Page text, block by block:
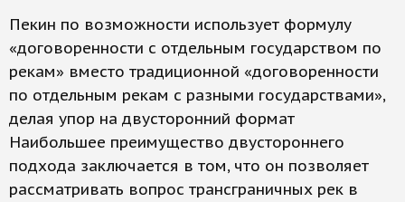
Пекин по возможности использует формулу
«договоренности с отдельным государством по
рекам» вместо традиционной «договоренности
по отдельным рекам с разными государствами»,
делая упор на двусторонний формат
Наибольшее преимущество двустороннего
подхода заключается в том, что он позволяет
рассматривать вопрос трансграничных рек в